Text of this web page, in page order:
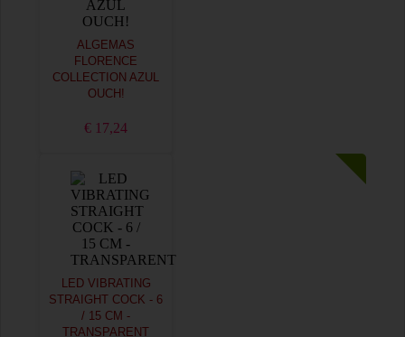
ALGEMAS
FLORENCE
COLLECTION AZUL
OUCH!
€ 17,24
LED VIBRATING
STRAIGHT COCK - 6
/ 15 CM -
TRANSPARENT